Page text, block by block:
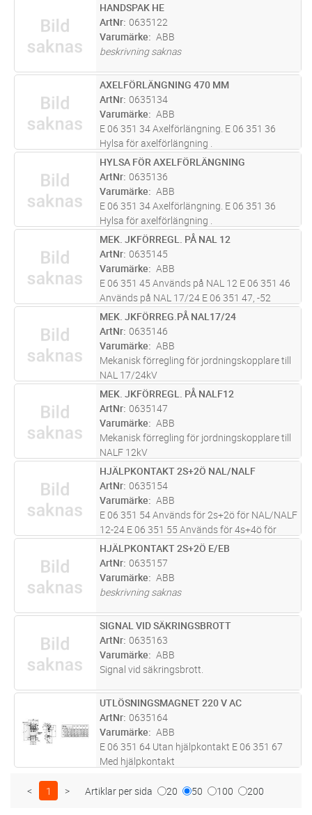
ST Lägg i kundvagn
HANDSPAK HE
ArtNr 0635122
Varumärke
ABB
beskrivning saknas
ST Lägg i kundvagn
AXELFÖRLÄNGNING 470 MM
ArtNr 0635134
Varumärke
ABB
E 06 351 34 Axelförlängning. E 06 351 36
Hylsa för axelförlängning .
ST Lägg i kundvagn
HYLSA FÖR AXELFÖRLÄNGNING
ArtNr 0635136
Varumärke
ABB
E 06 351 34 Axelförlängning. E 06 351 36
Hylsa för axelförlängning .
ST Lägg i kundvagn
MEK. JKFÖRREGL. PÅ NAL 12
ArtNr 0635145
Varumärke
ABB
E 06 351 45 Används på NAL 12 E 06 351 46
Används på NAL 17/24 E 06 351 47, -52
Används på NALF 12. Säkringslängd e = 262
mm. E 06 351 52 Används på NALF 24.
Säkringslängd e = 442 mm. Normalt
monter...läs mer
ST Lägg i kundvagn
MEK. JKFÖRREG.PÅ NAL17/24
ArtNr 0635146
Varumärke
ABB
Mekanisk förregling för jordningskopplare till
NAL 17/24kV
ST Lägg i kundvagn
MEK. JKFÖRREGL. PÅ NALF12
ArtNr 0635147
Varumärke
ABB
Mekanisk förregling för jordningskopplare till
NALF 12kV
ST Lägg i kundvagn
HJÄLPKONTAKT 2S+2Ö NAL/NALF
ArtNr 0635154
Varumärke
ABB
E 06 351 54 Används för 2s+2ö för NAL/NALF
12-24 E 06 351 55 Används för 4s+4ö för
NAL/NALF 12-24 E 06 351 57 Används för
2s+2ö för E/EB 12-36
ST Lägg i kundvagn
HJÄLPKONTAKT 2S+2Ö E/EB
ArtNr 0635157
Varumärke
ABB
beskrivning saknas
ST Lägg i kundvagn
SIGNAL VID SÄKRINGSBROTT
ArtNr 0635163
Varumärke
ABB
Signal vid säkringsbrott.
ST Lägg i kundvagn
UTLÖSNINGSMAGNET 220 V AC
ArtNr 0635164
Varumärke
ABB
E 06 351 64 Utan hjälpkontakt E 06 351 67
Med hjälpkontakt
< 1 > Artiklar per sida 20 50 100 200